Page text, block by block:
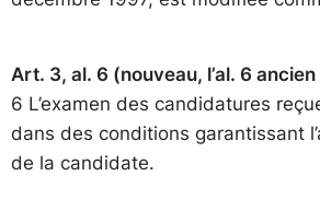
Art. 3, al. 6 (nouveau, l’al. 6 ancien
6 L’examen des candidatures
dans des conditions garantissant
de la candidate.